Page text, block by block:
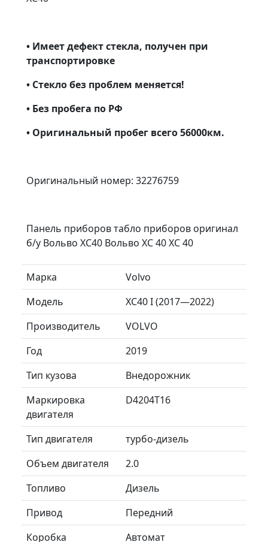
• Имеет дефект стекла, получен при
транспортировке
• Стекло без проблем меняется!
• Без пробега по РФ
• Оригинальный пробег всего 56000км.
Оригинальный номер: 32276759
Панель приборов табло приборов оригинал
б/у Вольво ХС40 Вольво XC 40 ХС 40
Марка
Volvo
Модель
XC40 I (2017—2022)
Производитель
VOLVO
Год
2019
Тип кузова
Внедорожник
Маркировка
двигателя
D4204T16
Тип двигателя
турбо-дизель
Объем двигателя
2.0
Топливо
Дизель
Привод
Передний
Коробка
Автомат